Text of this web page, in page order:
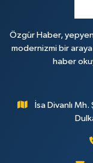
Özgür Haber,
modernizmi bir
haber
İsa Divanlı